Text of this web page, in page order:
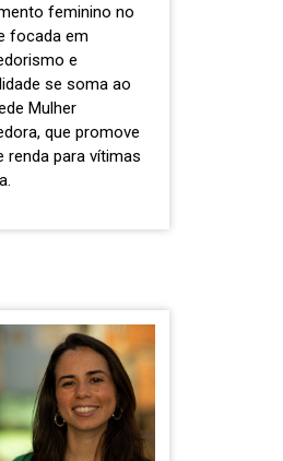
feminino no
focada em
e
se soma ao
Mulher
que promove
renda para vítimas